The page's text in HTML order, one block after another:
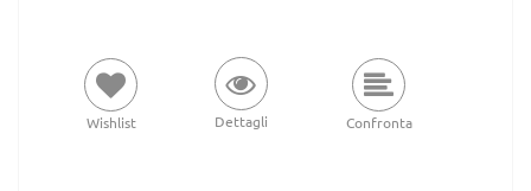
Wishlist Dettagli Confronta